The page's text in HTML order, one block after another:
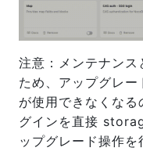
注意：メンテナンス
ため、アップグレ
が使用できなくなる
グインを直接
ップグレード操作を